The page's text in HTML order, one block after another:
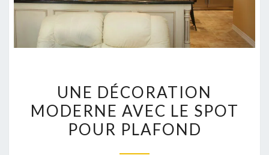
DÉCORATION
MODERNE
AVEC
UNE DÉCORATION
MODERNE AVEC LE SPOT
POUR PLAFOND